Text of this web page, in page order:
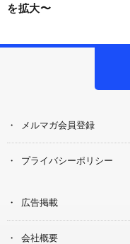
を拡大〜
メルマガ会員登録
プライバシーポリシー
広告掲載
会社概要